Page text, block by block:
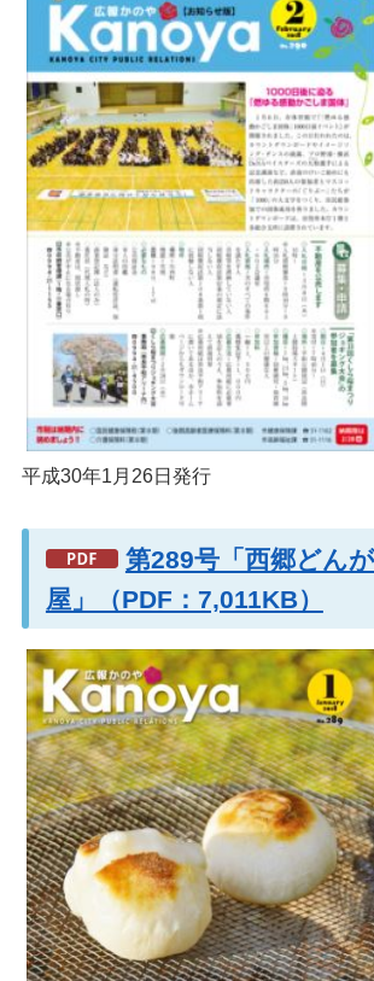
平成30年1月26日発行
第289号「西郷どん
屋」（PDF：7,011KB）